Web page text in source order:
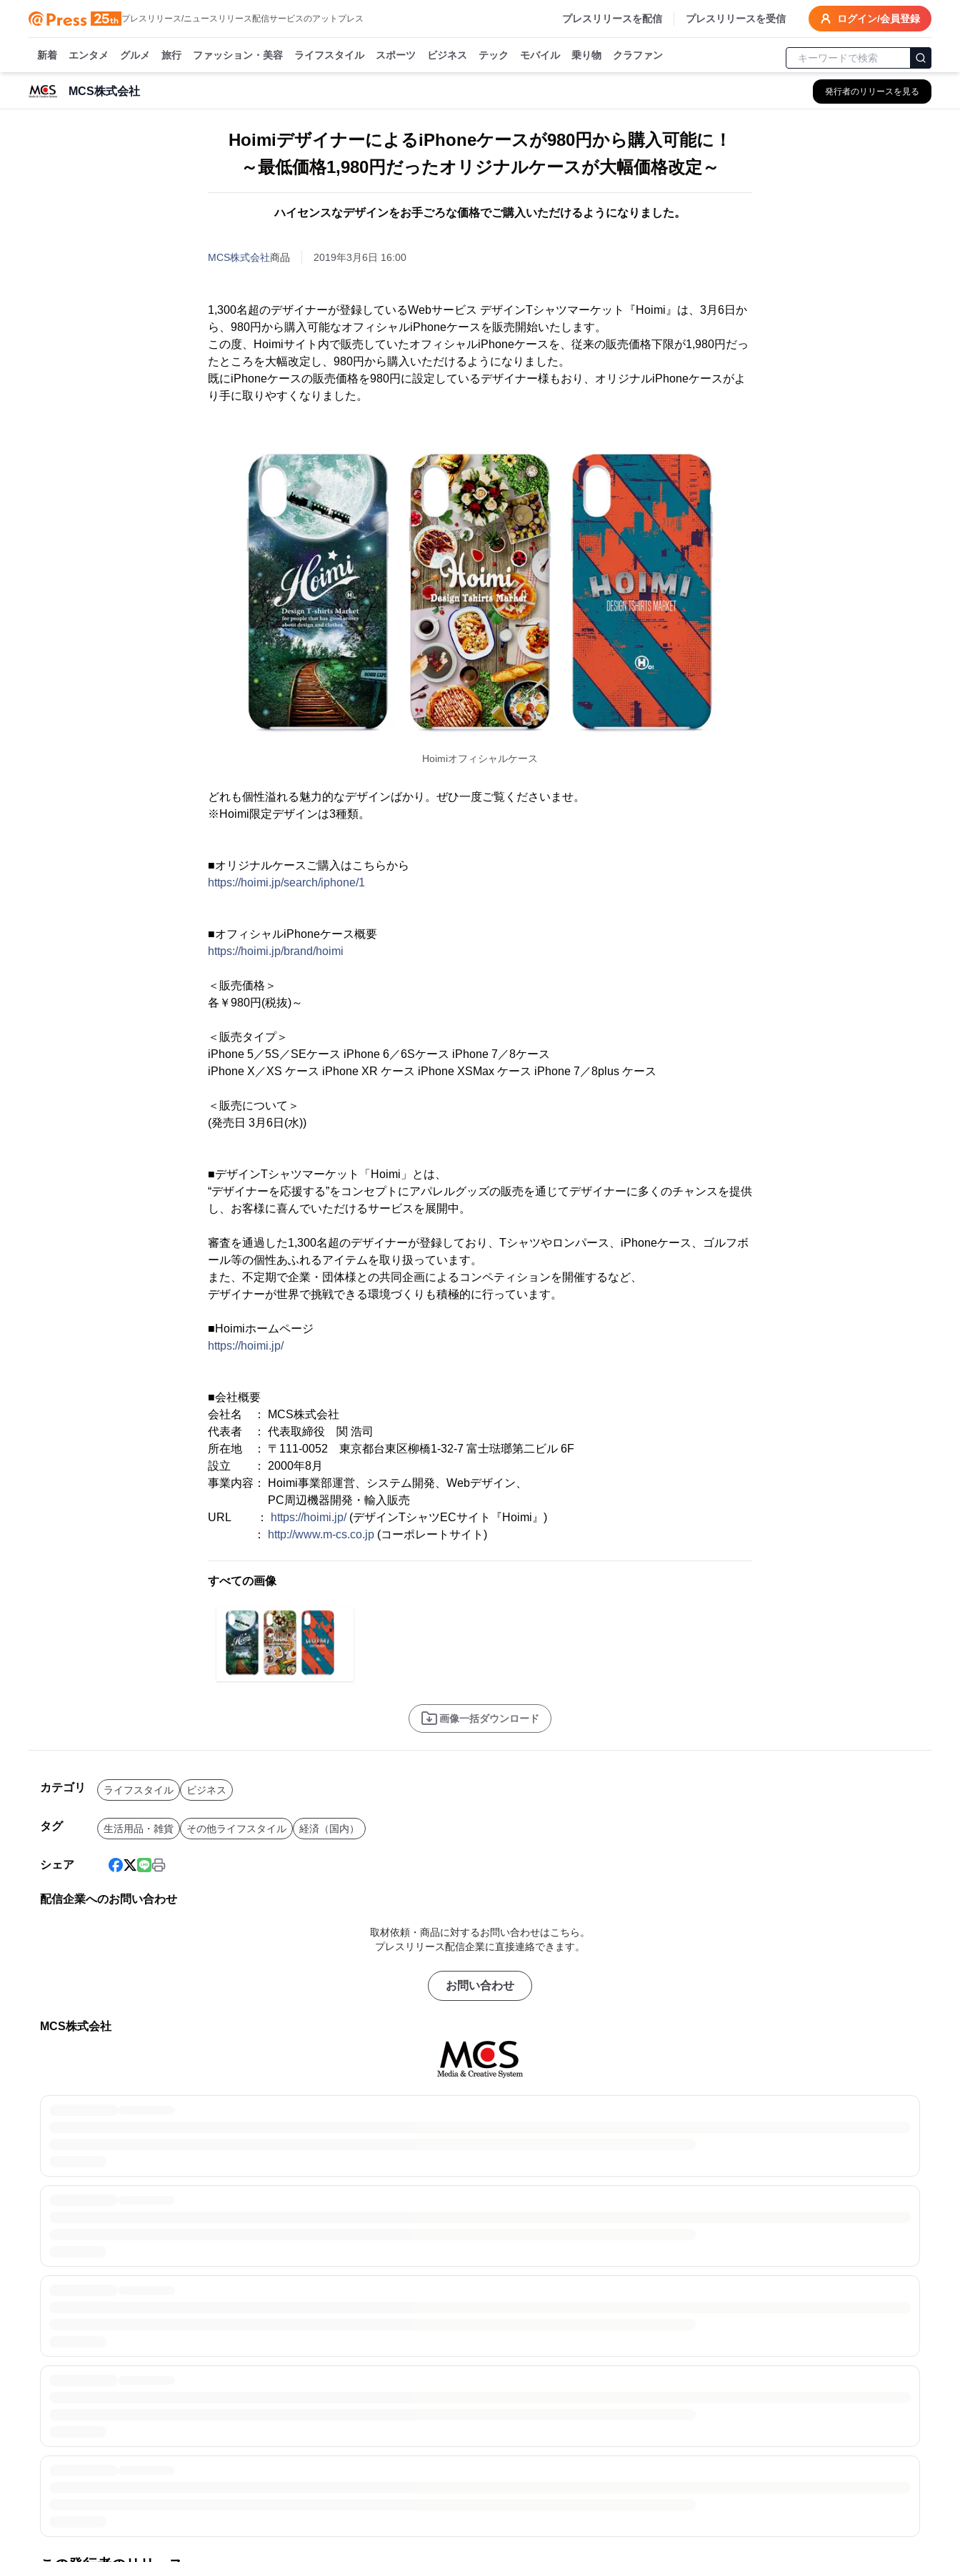
プレスリリース/ニュースリリース配信サービスのアットプレス プレスリリースを配信 プレスリリースを受信 ログイン/会員登録
新着 エンタメ グルメ 旅行 ファッション・美容 ライフスタイル スポーツ ビジネス テック モバイル 乗り物 クラファン
MCS株式会社 発行者のリリースを見る
HoimiデザイナーによるiPhoneケースが980円から購入可能に！
～最低価格1,980円だったオリジナルケースが大幅価格改定～
ハイセンスなデザインをお手ごろな価格でご購入いただけるようになりました。
MCS株式会社商品 2019年3月6日 16:00
1,300名超のデザイナーが登録しているWebサービス デザインTシャツマーケット『Hoimi』は、3月6日か
ら、980円から購入可能なオフィシャルiPhoneケースを販売開始いたします。
この度、Hoimiサイト内で販売していたオフィシャルiPhoneケースを、従来の販売価格下限が1,980円だっ
たところを大幅改定し、980円から購入いただけるようになりました。
既にiPhoneケースの販売価格を980円に設定しているデザイナー様もおり、オリジナルiPhoneケースがよ
り手に取りやすくなりました。
Hoimiオフィシャルケース
どれも個性溢れる魅力的なデザインばかり。ぜひ一度ご覧くださいませ。
※Hoimi限定デザインは3種類。
■オリジナルケースご購入はこちらから
https://hoimi.jp/search/iphone/1
■オフィシャルiPhoneケース概要
https://hoimi.jp/brand/hoimi
＜販売価格＞
各￥980円(税抜)～
＜販売タイプ＞
iPhone 5／5S／SEケース iPhone 6／6Sケース iPhone 7／8ケース
iPhone X／XS ケース iPhone XR ケース iPhone XSMax ケース iPhone 7／8plus ケース
＜販売について＞
(発売日 3月6日(水))
■デザインTシャツマーケット「Hoimi」とは、
“デザイナーを応援する”をコンセプトにアパレルグッズの販売を通じてデザイナーに多くのチャンスを提供
し、お客様に喜んでいただけるサービスを展開中。
審査を通過した1,300名超のデザイナーが登録しており、Tシャツやロンパース、iPhoneケース、ゴルフボ
ール等の個性あふれるアイテムを取り扱っています。
また、不定期で企業・団体様との共同企画によるコンペティションを開催するなど、
デザイナーが世界で挑戦できる環境づくりも積極的に行っています。
■Hoimiホームページ
https://hoimi.jp/
■会社概要
会社名 ： MCS株式会社
代表者 ： 代表取締役 関 浩司
所在地 ： 〒111-0052 東京都台東区柳橋1-32-7 富士琺瑯第二ビル 6F
設立 ： 2000年8月
事業内容： Hoimi事業部運営、システム開発、Webデザイン、
PC周辺機器開発・輸入販売
URL ：
https://hoimi.jp/(デザインTシャツECサイト『Hoimi』)
：
http://www.m-cs.co.jp (コーポレートサイト)
すべての画像
画像一括ダウンロード
カテゴリ ライフスタイル ビジネス
タグ 生活用品・雑貨 その他ライフスタイル 経済（国内）
シェア
配信企業へのお問い合わせ
取材依頼・商品に対するお問い合わせはこちら。
プレスリリース配信企業に直接連絡できます。
お問い合わせ
MCS株式会社